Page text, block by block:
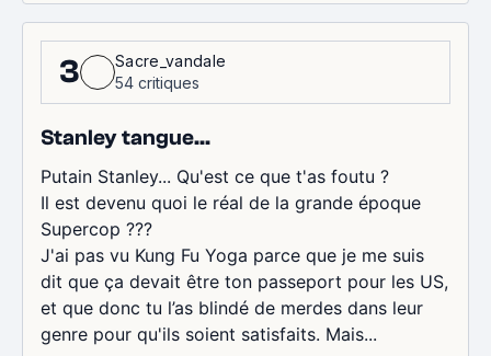
3
Sacre_vandale
54 critiques
Stanley tangue...
Putain Stanley... Qu'est ce que t'as foutu ?
Il est devenu quoi le réal de la grande époque
Supercop ???
J'ai pas vu Kung Fu Yoga parce que je me suis
dit que ça devait être ton passeport pour les US,
et que donc tu l’as blindé de merdes dans leur
genre pour qu'ils soient satisfaits. Mais...